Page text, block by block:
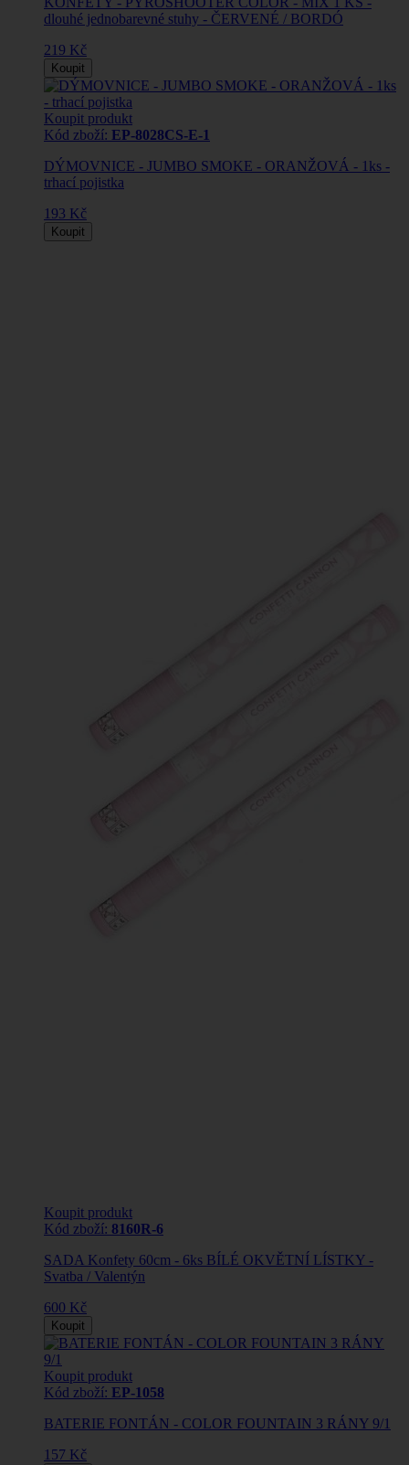
dlouhé jednobarevné stuhy - ČERVENÉ / BORDÓ
219 Kč
Koupit
Koupit produkt
Kód zboží: EP-8028CS-E-1
DÝMOVNICE - JUMBO SMOKE - ORANŽOVÁ - 1ks -
trhací pojistka
193 Kč
Koupit
Koupit produkt
Kód zboží: 8160R-6
SADA Konfety 60cm - 6ks BÍLÉ OKVĚTNÍ LÍSTKY -
Svatba / Valentýn
600 Kč
Koupit
Koupit produkt
Kód zboží: EP-1058
BATERIE FONTÁN - COLOR FOUNTAIN 3 RÁNY 9/1
157 Kč